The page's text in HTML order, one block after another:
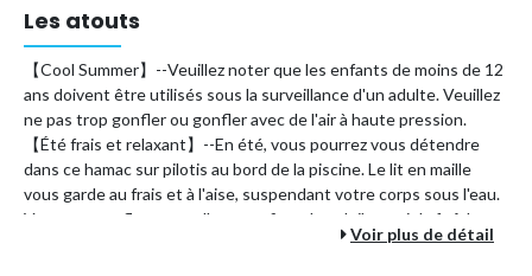
Les atouts
【Cool Summer】--Veuillez noter que les enfants de moins de 12
ans doivent être utilisés sous la surveillance d'un adulte. Veuillez
ne pas trop gonfler ou gonfler avec de l'air à haute pression.
【Été frais et relaxant】--En été, vous pourrez vous détendre
dans ce hamac sur pilotis au bord de la piscine. Le lit en maille
vous garde au frais et à l'aise, suspendant votre corps sous l'eau.
Vous pouvez flotter sur l'eau, profiter du soleil, sentir la fraîcheur
du monde, profiter et vous détendre pendant ce temps
Voir plus de détail